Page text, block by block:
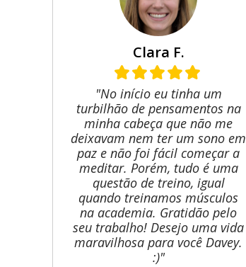
Clara F.
"No início eu tinha um
turbilhão de pensamentos na
minha cabeça que não me
deixavam nem ter um sono em
paz e não foi fácil começar a
meditar. Porém, tudo é uma
questão de treino, igual
quando treinamos músculos
na academia. Gratidão pelo
seu trabalho! Desejo uma vida
maravilhosa para você Davey.
:)"